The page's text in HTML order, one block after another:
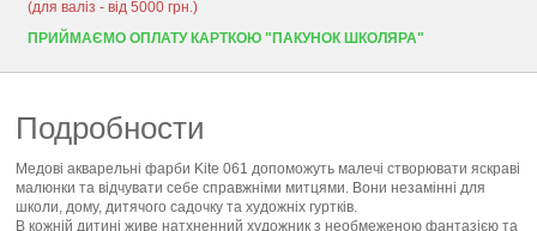
(для валіз - від 5000 грн.)
ПРИЙМАЄМО ОПЛАТУ КАРТКОЮ "ПАКУНОК ШКОЛЯРА"
Подробности
Медові акварельні фарби Kite 061 допоможуть малечі створювати яскраві
малюнки та відчувати себе справжніми митцями. Вони незамінні для
школи, дому, дитячого садочку та художніх гуртків.
В кожній дитині живе натхненний художник з необмеженою фантазією та